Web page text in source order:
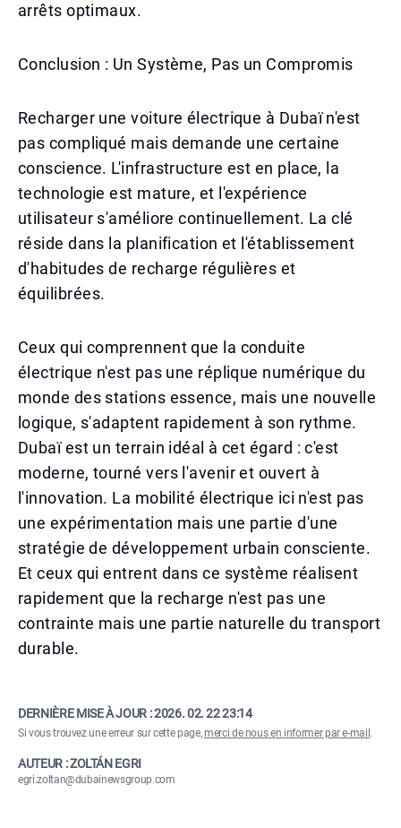
arrêts optimaux.
Conclusion : Un Système, Pas un Compromis
Recharger une voiture électrique à Dubaï n'est
pas compliqué mais demande une certaine
conscience. L'infrastructure est en place, la
technologie est mature, et l'expérience
utilisateur s'améliore continuellement. La clé
réside dans la planification et l'établissement
d'habitudes de recharge régulières et
équilibrées.
Ceux qui comprennent que la conduite
électrique n'est pas une réplique numérique du
monde des stations essence, mais une nouvelle
logique, s'adaptent rapidement à son rythme.
Dubaï est un terrain idéal à cet égard : c'est
moderne, tourné vers l'avenir et ouvert à
l'innovation. La mobilité électrique ici n'est pas
une expérimentation mais une partie d'une
stratégie de développement urbain consciente.
Et ceux qui entrent dans ce système réalisent
rapidement que la recharge n'est pas une
contrainte mais une partie naturelle du transport
durable.
DERNIÈRE MISE À JOUR :2026. 02. 22 23:14
Si vous trouvez une erreur sur cette page,merci de nous en informer par e-mail .
AUTEUR : ZOLTÁN EGRI
egri.zoltan@dubainewsgroup.com